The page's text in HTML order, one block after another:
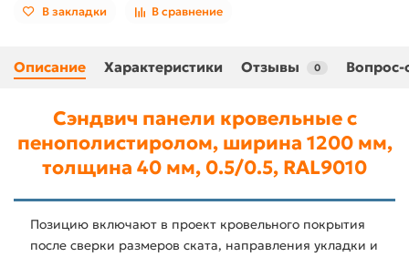
В закладки В сравнение
Описание Характеристики Отзывы 0 Вопрос-
Сэндвич панели кровельные с
пенополистиролом, ширина 1200 мм,
толщина 40 мм, 0.5/0.5, RAL9010
Позицию включают в проект кровельного покрытия
после сверки размеров ската, направления укладки и